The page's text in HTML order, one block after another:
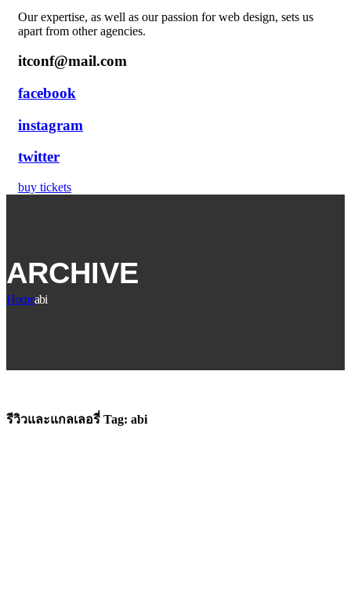
Our expertise, as well as our passion for web design, sets us
apart from other agencies.
itconf@mail.com
facebook
instagram
twitter
buy tickets
ARCHIVE
Homeabi
รีวิวและแกลเลอรี่ Tag: abi